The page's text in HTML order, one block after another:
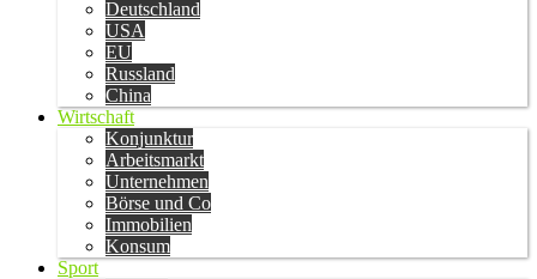
Deutschland
USA
EU
Russland
China
Wirtschaft
Konjunktur
Arbeitsmarkt
Unternehmen
Börse und Co
Immobilien
Konsum
Sport